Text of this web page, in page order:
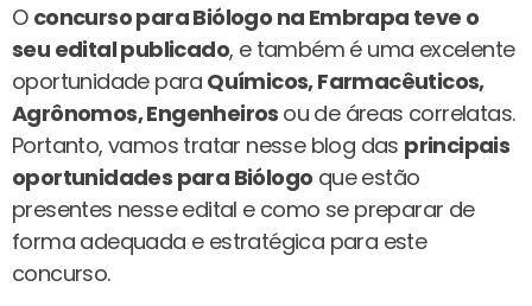
O concurso para Biólogo na Embrapa teve o
seu edital publicado, e também é uma excelente
oportunidade para Químicos, Farmacêuticos,
Agrônomos, Engenheiros ou de áreas correlatas.
Portanto, vamos tratar nesse blog das principais
oportunidades para Biólogo que estão
presentes nesse edital e como se preparar de
forma adequada e estratégica para este
concurso.